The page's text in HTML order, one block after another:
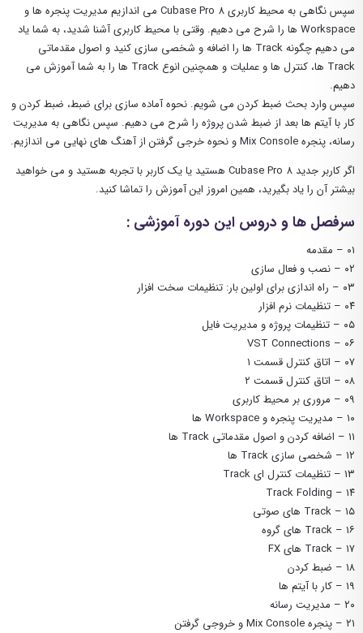
سپس نگاهی به محیط کاربری Cubase Pro 8 ‌می اندازیم مدیریت پنجره ها و
Workspace ها را شرح می دهیم. وقتی با محیط کاربری آشنا شدید، به شما یاد
می دهیم چگونه Track ها را اضافه و شخصی سازی کنید و اصول مقدماتی
Track ها، کنترل ها و عملیات و همچنین انوع Track ها را به شما آموزش می
دهیم.
سپس وارد بحث ضبط کردن می شویم. نحوه آماده سازی برای ضبط، ضبط کردن و
کار با آیتم ها بعد از ضبط شدن پروژه را شرح می دهیم. سپس نگاهی به مدیریت
رسانه، پنجره Mix Console‌ و نحوه خرجی گرفتن از آهنگ های نهایی می اندازیم.
اگر کاربر جدید Cubase Pro 8 هستید یا یک کاربر با تجربه هستید و می خواهید
بیشتر آن را یاد بگیرید، همین امروز این آموزش را تماشا کنید.
سرفصل ها و دروس این دوره آموزشی :
۰۱ – مقدمه
۰۲ – نصب و فعال سازی
۰۳ – راه اندازی برای اولین بار: تنظیمات سخت افزار
۰۴ – تنظیمات نرم افزار
۰۵ – تنظیمات پروژه و مدیریت فایل
۰۶ – VST Connections
۰۷ – اتاق کنترل قسمت ۱
۰۸ – اتاق کنترل قسمت ۲
۰۹ – مروری بر محیط کاربری
۱۰ – مدیریت پنجره و Workspace ها
۱۱ – اضافه کردن و اصول مقدماتی Track ها
۱۲ – شخصی سازی Track ها
۱۳ – تنظیمات کنترل ای Track
۱۴ – Track Folding
۱۵ – Track های صوتی
۱۶ – Track های گروه
۱۷ – Track های FX
۱۸ – ضبط کردن
۱۹ – کار با آیتم ها
۲۰ – مدیریت رسانه
۲۱ – پنجره Mix Console و خروجی گرفتن